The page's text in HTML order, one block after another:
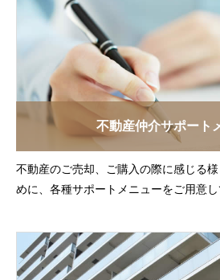
不動産仲介サポート
不動産のご売却、ご購入の際に感じる
めに、各種サポートメニューをご用意し